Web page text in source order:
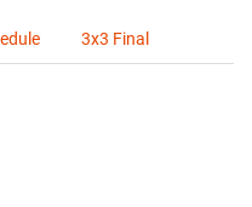
3x3 Final